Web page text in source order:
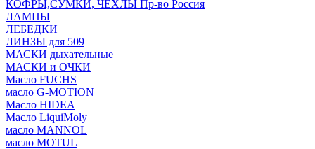
КОФРЫ,СУМКИ, ЧЕХЛЫ Пр-во Россия
ЛАМПЫ
ЛЕБЕДКИ
ЛИНЗЫ для 509
МАСКИ дыхательные
МАСКИ и ОЧКИ
Масло FUCHS
масло G-MOTION
Масло HIDEA
Масло LiquiMoly
масло MANNOL
масло MOTUL